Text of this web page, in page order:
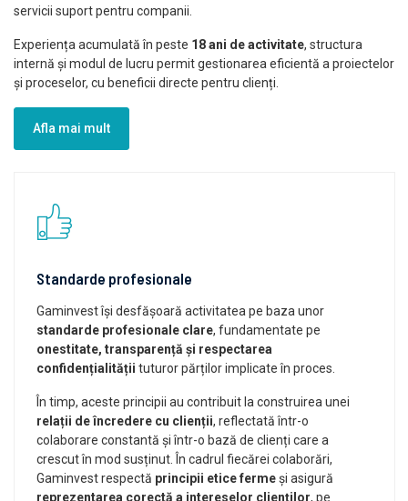
servicii suport pentru companii.
Experiența acumulată în peste 18 ani de activitate, structura
internă și modul de lucru permit gestionarea eficientă a proiectelor
și proceselor, cu beneficii directe pentru clienți.
Afla mai mult
Standarde profesionale
Gaminvest își desfășoară activitatea pe baza unor
standarde profesionale clare, fundamentate pe
onestitate, transparență și respectarea
confidențialității tuturor părților implicate în proces.
În timp, aceste principii au contribuit la construirea unei
relații de încredere cu clienții, reflectată într-o
colaborare constantă și într-o bază de clienți care a
crescut în mod susținut. În cadrul fiecărei colaborări,
Gaminvest respectă principii etice fermeși asigură
reprezentarea corectă a intereselor clienților, pe